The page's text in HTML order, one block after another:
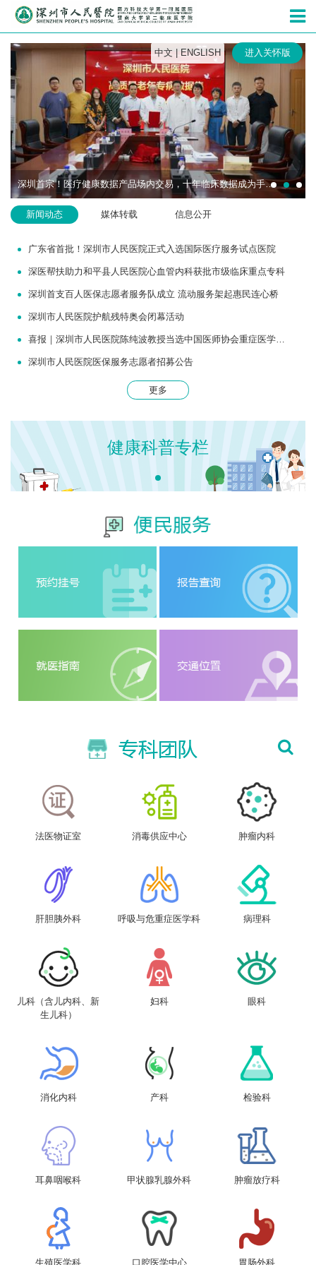
深圳市人民
中文 ENGLISH 进入关怀版
深圳首宗！医疗健康数据产品场内交易，十年临床数据成为手术机器人研发“燃料”
新闻动态 媒体转载 信息公开
广东省首批！深圳市人民医院正式入选国际医疗服务试点医院
深医帮扶助力和平县人民医院心血管内科获批市级临床重点专科
深圳首支百人医保志愿者服务队成立 流动服务架起惠民连心桥
深圳市人民医院护航残特奥会闭幕活动
喜报｜深圳市人民医院陈纯波教授当选中国医师协会重症医学医师分会常务委员
深圳市人民医院医保服务志愿者招募公告
更多
健康科普专栏
法医物证室 消毒供应中心 肿瘤内科
肝胆胰外科 呼吸与危重症医学科 病理科
儿科（含儿内科、新
生儿科）
妇科 眼科
消化内科 产科 检验科
耳鼻咽喉科 甲状腺乳腺外科 肿瘤放疗科
生殖医学科 口腔医学中心 胃肠外科